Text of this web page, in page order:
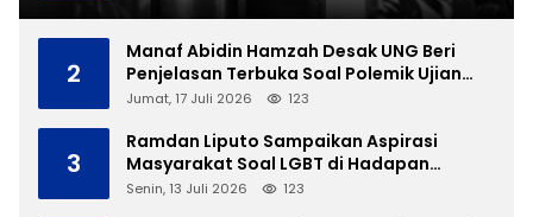
2
Manaf Abidin Hamzah Desak UNG Beri
Penjelasan Terbuka Soal Polemik Ujian
Skripsi Mahasiswi
Jumat, 17 Juli 2026 123
3
Ramdan Liputo Sampaikan Aspirasi
Masyarakat Soal LGBT di Hadapan
Gubernur Gusnar
Senin, 13 Juli 2026 123